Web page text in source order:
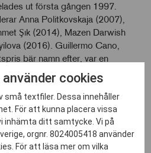
ut första gången 1997.
Anna Politkovskaja (2007),
Şık (2014), Mazen Darwish
(2016). Guillermo Cano,
bär namn efter, var en
tidningen El Espectador
1986 efter att ha
organiserade brottslighet.
med Nordkorea, i den
utan gränsers årliga
pressfrihetssituationen i 180
cookies
små textfiler. Dessa innehåller
För att kunna placera vissa
inhämta ditt samtycke. Vi på
orgnr. 8024005418 använder
För att läsa mer om vilka